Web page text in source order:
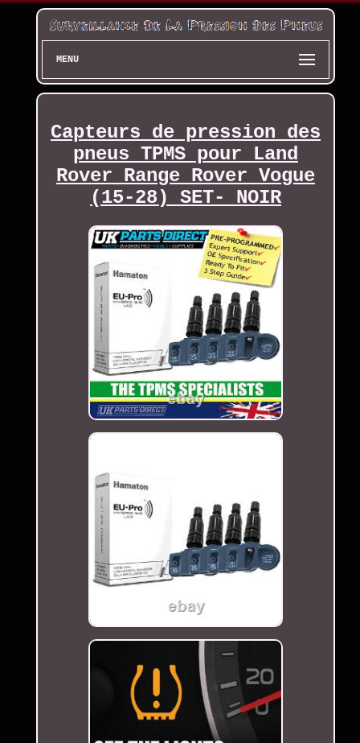
MENU
Capteurs de pression des
pneus TPMS pour Land
Rover Range Rover Vogue
(15-28) SET- NOIR